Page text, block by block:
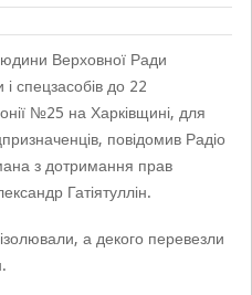
Верховної Ради
спецзасобів до 22
№25 на Харківщині, для
повідомив Радіо
з дотримання прав
Гатіятуллін.
а декого перевезли